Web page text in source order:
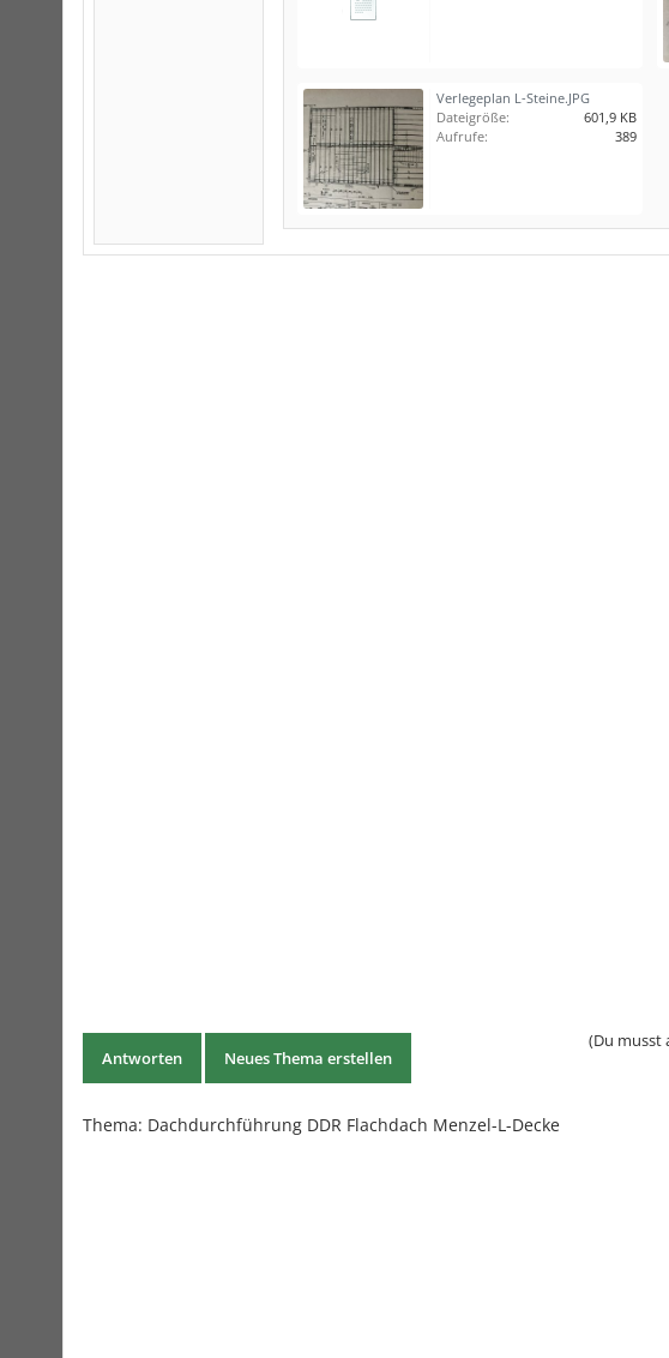
Verlegeplan L-Steine.JPG
Dateigröße:
601,9 KB
Aufrufe:
389
Antworten Neues Thema erstellen
(Du musst
Thema: Dachdurchführung DDR Flachdach Menzel-L-Decke